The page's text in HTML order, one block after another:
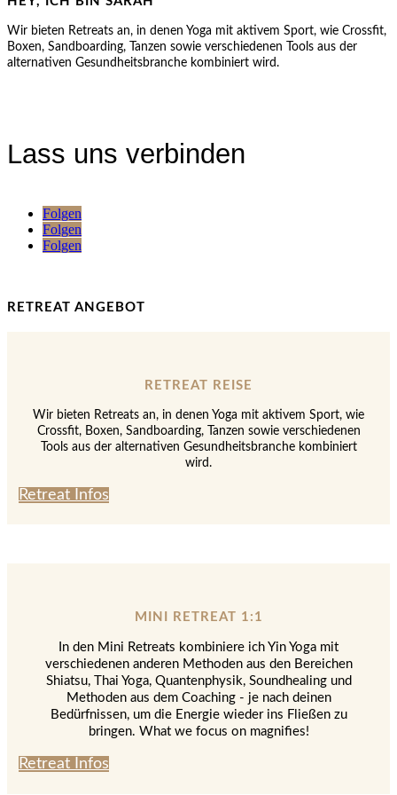
Wir bieten Retreats an, in denen Yoga mit aktivem Sport, wie Crossfit,
Boxen, Sandboarding, Tanzen sowie verschiedenen Tools aus der
alternativen Gesundheitsbranche kombiniert wird.
Lass uns verbinden
Folgen
Folgen
Folgen
RETREAT ANGEBOT
RETREAT REISE
Wir bieten Retreats an, in denen Yoga mit aktivem Sport, wie
Crossfit, Boxen, Sandboarding, Tanzen sowie verschiedenen
Tools aus der alternativen Gesundheitsbranche kombiniert
wird.
Retreat Infos
MINI RETREAT 1:1
In den Mini Retreats kombiniere ich Yin Yoga mit
verschiedenen anderen Methoden aus den Bereichen
Shiatsu, Thai Yoga, Quantenphysik, Soundhealing und
Methoden aus dem Coaching - je nach deinen
Bedürfnissen, um die Energie wieder ins Fließen zu
bringen. What we focus on magnifies!
Retreat Infos